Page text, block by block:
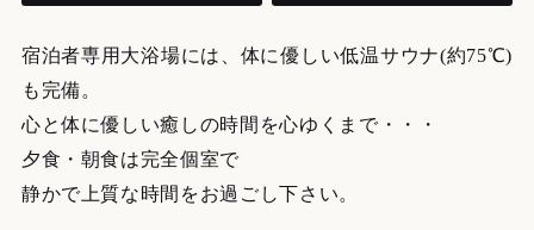
宿泊者専用大浴場には、体に優しい低温サウナ(約75℃)
も完備。
心と体に優しい癒しの時間を心ゆくまで・・・
夕食・朝食は完全個室で
静かで上質な時間をお過ごし下さい。